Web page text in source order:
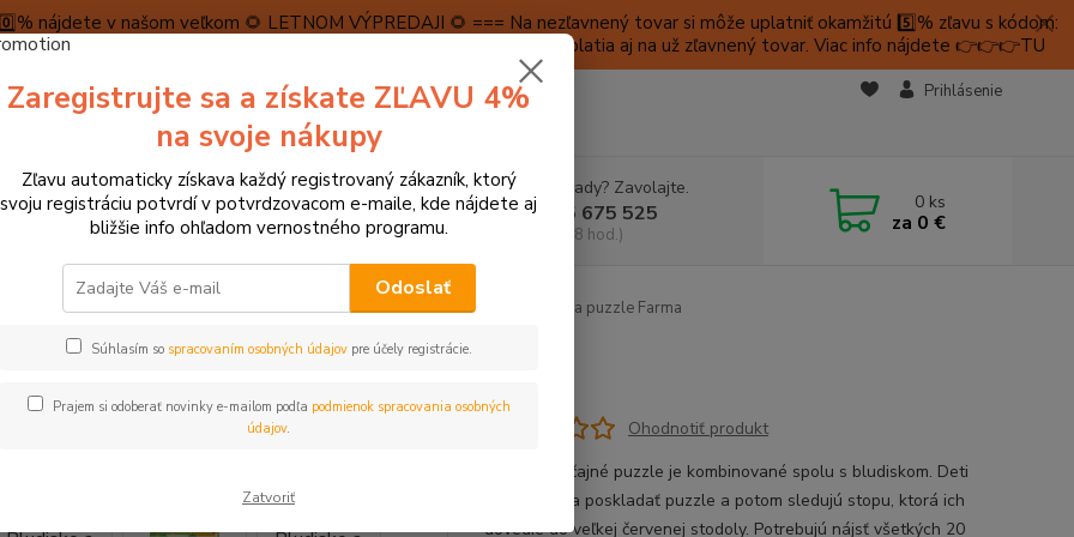
nájdete v našom veľkom 🌻 LETNOM VÝPREDAJI 🌻 === Na nezľavnený tovar si môže uplatniť okamžitú 5️⃣% zľavu s kódom:
máme teraz pripravené špeciálne zľavy až do výšky 1️⃣5️⃣% , ktoré platia aj na už zľavnený tovar. Viac info nájdete 👉👉👉TU
A PLATBA RECENZIE 👉VRÁTENIE TOVARU👈
KONTAKTY
Prihlásenie
Hľadať
Neviete si rady? Zavolajte.
+421 905 675 525
(Po-Pia, 9-18 hod.)
0 ks
za 0 €
Stolové hry, hlavolamy Stolové hry, pexesá, dominá Petitcollage Bludisko a puzzle Farma
Bludisko a puzzle Farma
Ohodnotiť produkt
Toto nezvyčajné puzzle je kombinované spolu s bludiskom. Deti
najprv musia poskladať puzzle a potom sledujú stopu, ktorá ich
dovedie do veľkej červenej stodoly. Potrebujú nájsť všetkých 20
Zaregistrujte sa a získate ZĽAVU 4%
na svoje nákupy
Zľavu automaticky získava každý registrovaný zákazník, ktorý
svoju registráciu potvrdí v potvrdzovacom e-maile, kde nájdete aj
bližšie info ohľadom vernostného programu.
Odoslať
Súhlasím so spracovaním osobných údajovpre účely registrácie.
Prajem si odoberať novinky e-mailom podľa podmienok spracovania osobných
údajov.
Zatvoriť